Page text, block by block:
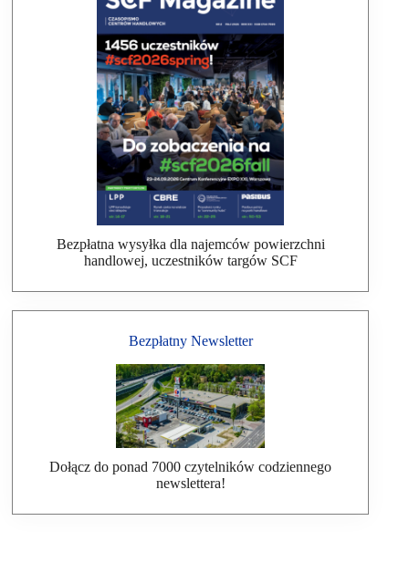
Bezpłatna wysyłka dla najemców powierzchni
handlowej, uczestników targów SCF
Bezpłatny Newsletter
Dołącz do ponad 7000 czytelników codziennego
newslettera!